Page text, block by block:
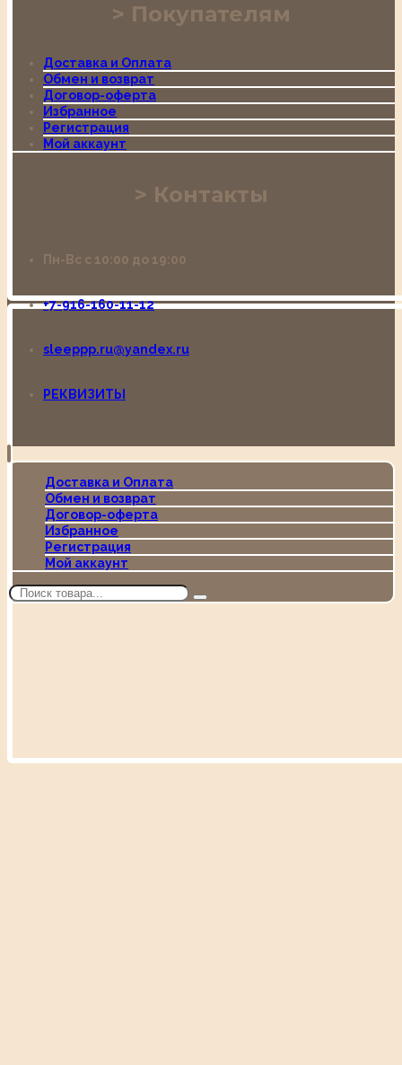
Покупателям
Доставка и Оплата
Обмен и возврат
Договор-оферта
Избранное
Регистрация
Мой аккаунт
Контакты
Пн-Вс с 10:00 до 19:00
+7-916-160-11-12
sleeppp.ru@yandex.ru
РЕКВИЗИТЫ
Доставка и Оплата
Обмен и возврат
Договор-оферта
Избранное
Регистрация
Мой аккаунт